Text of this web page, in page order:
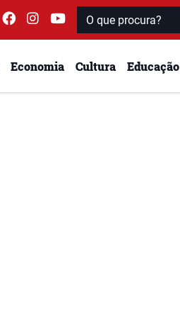
Economia Cultura Educação